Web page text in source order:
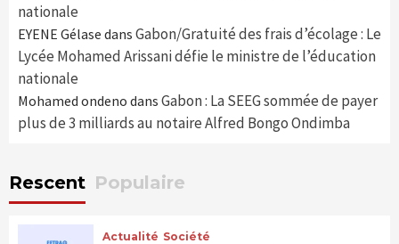
nationale
EYENE Gélase dans Gabon/Gratuité des frais d’écolage : Le
Lycée Mohamed Arissani défie le ministre de l’éducation
nationale
Mohamed ondeno dans Gabon : La SEEG sommée de payer
plus de 3 milliards au notaire Alfred Bongo Ondimba
Rescent Populaire
Actualité Société